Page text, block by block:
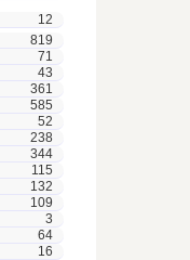
12
819
71
43
361
585
52
238
344
115
132
109
3
64
16